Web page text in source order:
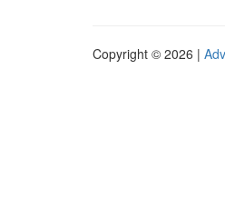
Copyright © 2026 |